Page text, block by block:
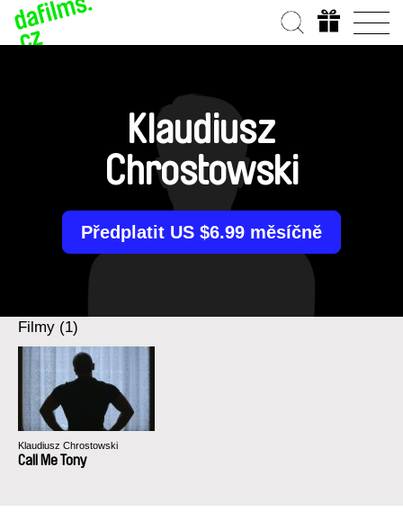
Klaudiusz
Chrostowski
Předplatit US $6.99 měsíčně
Filmy (1)
Klaudiusz Chrostowski
Call Me Tony